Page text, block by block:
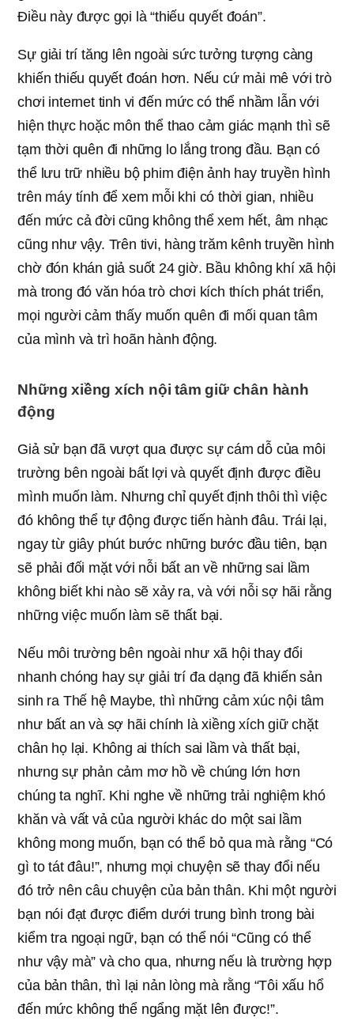
Điều này được gọi là “thiếu quyết đoán”.
Sự giải trí tăng lên ngoài sức tưởng tượng càng
khiến thiếu quyết đoán hơn. Nếu cứ mải mê với trò
chơi internet tinh vi đến mức có thể nhầm lẫn với
hiện thực hoặc môn thể thao cảm giác mạnh thì sẽ
tạm thời quên đi những lo lắng trong đầu. Bạn có
thể lưu trữ nhiều bộ phim điện ảnh hay truyền hình
trên máy tính để xem mỗi khi có thời gian, nhiều
đến mức cả đời cũng không thể xem hết, âm nhạc
cũng như vậy. Trên tivi, hàng trăm kênh truyền hình
chờ đón khán giả suốt 24 giờ. Bầu không khí xã hội
mà trong đó văn hóa trò chơi kích thích phát triển,
mọi người cảm thấy muốn quên đi mối quan tâm
của mình và trì hoãn hành động.
Những xiềng xích nội tâm giữ chân hành
động
Giả sử bạn đã vượt qua được sự cám dỗ của môi
trường bên ngoài bất lợi và quyết định được điều
mình muốn làm. Nhưng chỉ quyết định thôi thì việc
đó không thể tự động được tiến hành đâu. Trái lại,
ngay từ giây phút bước những bước đầu tiên, bạn
sẽ phải đối mặt với nỗi bất an về những sai lầm
không biết khi nào sẽ xảy ra, và với nỗi sợ hãi rằng
những việc muốn làm sẽ thất bại.
Nếu môi trường bên ngoài như xã hội thay đổi
nhanh chóng hay sự giải trí đa dạng đã khiến sản
sinh ra Thế hệ Maybe, thì những cảm xúc nội tâm
như bất an và sợ hãi chính là xiềng xích giữ chặt
chân họ lại. Không ai thích sai lầm và thất bại,
nhưng sự phản cảm mơ hồ về chúng lớn hơn
chúng ta nghĩ. Khi nghe về những trải nghiệm khó
khăn và vất vả của người khác do một sai lầm
không mong muốn, bạn có thể bỏ qua mà rằng “Có
gì to tát đâu!”, nhưng mọi chuyện sẽ thay đổi nếu
đó trở nên câu chuyện của bản thân. Khi một người
bạn nói đạt được điểm dưới trung bình trong bài
kiểm tra ngoại ngữ, bạn có thể nói “Cũng có thể
như vậy mà” và cho qua, nhưng nếu là trường hợp
của bản thân, thì lại nản lòng mà rằng “Tôi xấu hổ
đến mức không thể ngẩng mặt lên được!”.